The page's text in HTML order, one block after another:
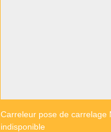
Carreleur pose de carrelage
indisponible